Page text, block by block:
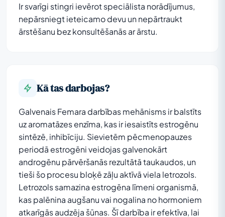
Ir svarīgi stingri ievērot speciālista norādījumus,
nepārsniegt ieteicamo devu un nepārtraukt
ārstēšanu bez konsultēšanās ar ārstu.
Kā tas darbojas?
Galvenais Femara darbības mehānisms ir balstīts
uz aromatāzes enzīma, kas ir iesaistīts estrogēnu
sintēzē, inhibīciju. Sievietēm pēcmenopauzes
periodā estrogēni veidojas galvenokārt
androgēnu pārvēršanās rezultātā taukaudos, un
tieši šo procesu bloķē zāļu aktīvā viela letrozols.
Letrozols samazina estrogēna līmeni organismā,
kas palēnina augšanu vai nogalina no hormoniem
atkarīgās audzēja šūnas. Šī darbība ir efektīva, lai